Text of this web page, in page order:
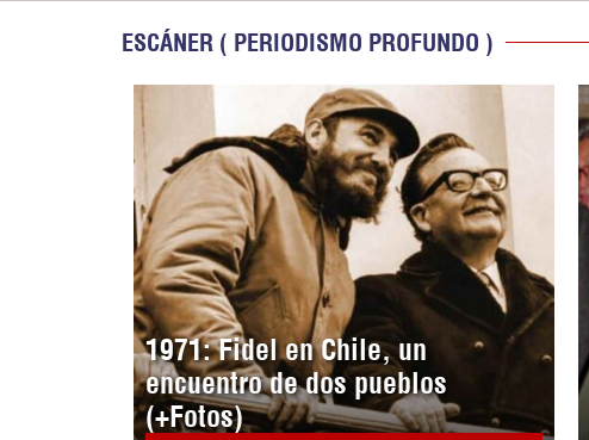
ESCÁNER ( PERIODISMO PROFUNDO )
1971: Fidel en Chile, un
encuentro de dos pueblos
(+Fotos)